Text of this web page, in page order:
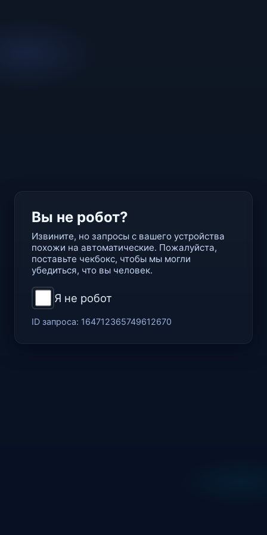
Вы не робот?
Извините, но запросы с вашего устройства
похожи на автоматические. Пожалуйста,
поставьте чекбокс, чтобы мы могли
убедиться, что вы человек.
Я не робот
ID запроса: 164712365749612670